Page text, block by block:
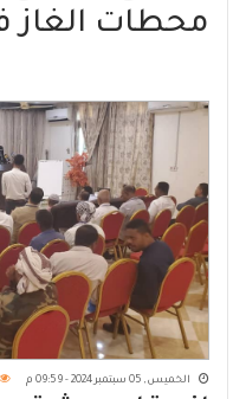
محطات الغاز
الخميس, 05 سبتمبر 2024 - 09:59 م